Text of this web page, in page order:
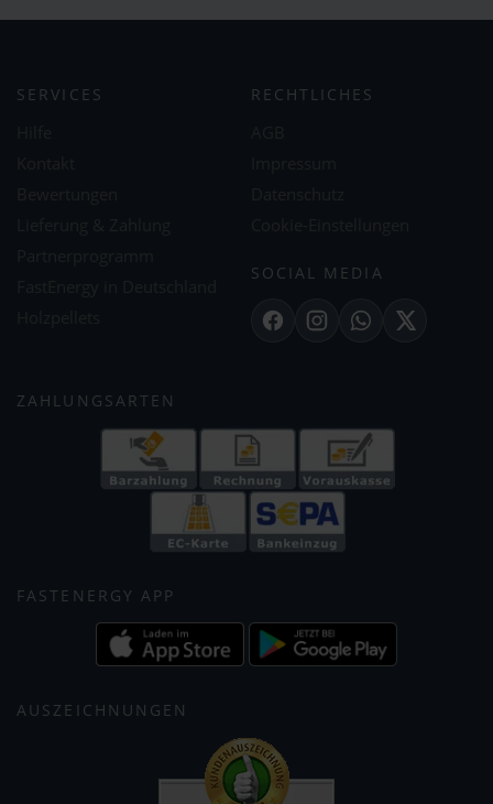
SERVICES RECHTLICHES
SOCIAL MEDIA
FacebookInstagramWhatsApp
X
ZAHLUNGSARTEN
FASTENERGY APP
AUSZEICHNUNGEN